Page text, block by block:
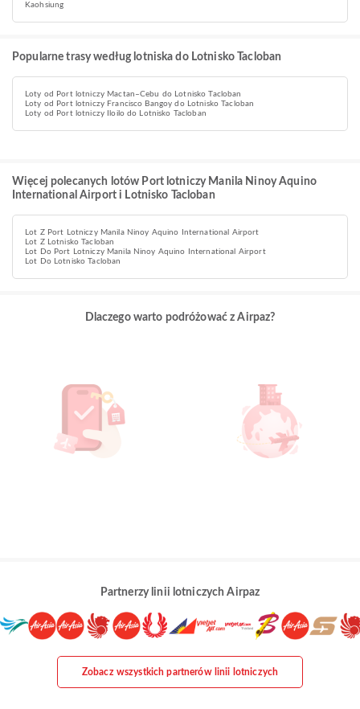
Kaohsiung
Popularne trasy według lotniska do Lotnisko Tacloban
Loty od Port lotniczy Mactan–Cebu do Lotnisko Tacloban
Loty od Port lotniczy Francisco Bangoy do Lotnisko Tacloban
Loty od Port lotniczy Iloilo do Lotnisko Tacloban
Więcej polecanych lotów Port lotniczy Manila Ninoy Aquino
International Airport i Lotnisko Tacloban
Lot Z Port Lotniczy Manila Ninoy Aquino International Airport
Lot Z Lotnisko Tacloban
Lot Do Port Lotniczy Manila Ninoy Aquino International Airport
Lot Do Lotnisko Tacloban
Dlaczego warto podróżować z Airpaz?
Partnerzy linii lotniczych Airpaz
Zobacz wszystkich partnerów linii lotniczych